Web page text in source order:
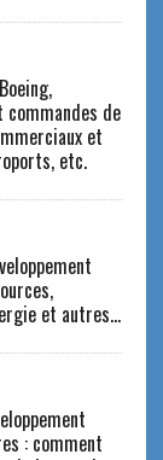
de
et
etc.
et autres…
: comment